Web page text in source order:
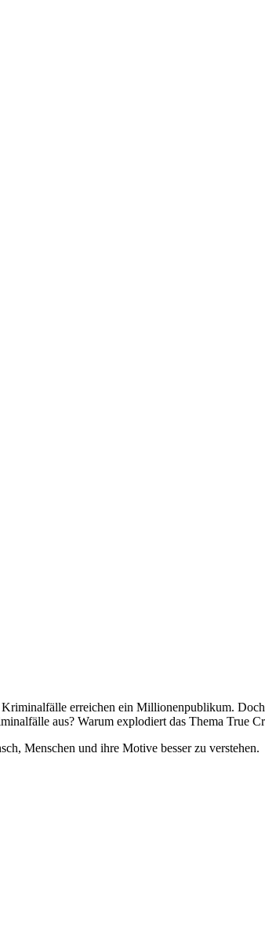
Kriminalfälle erreichen ein Millionenpublikum.
aus? Warum explodiert das Thema True
Menschen und ihre Motive besser zu verstehen.